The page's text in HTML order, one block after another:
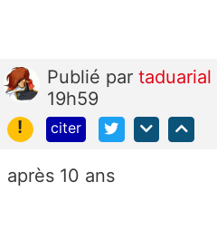
Publié par taduarial
19h59
!
citer
après 10 ans